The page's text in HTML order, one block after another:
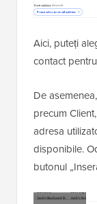
Aici, puteți
contact
De
precum
adresa
disponibile.
butonul